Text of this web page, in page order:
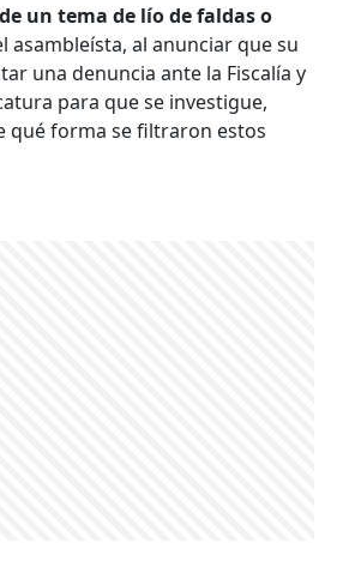
un tema de lío de faldas o
asambleísta, al anunciar que su
una denuncia ante la Fiscalía y
para que se investigue,
qué forma se filtraron estos